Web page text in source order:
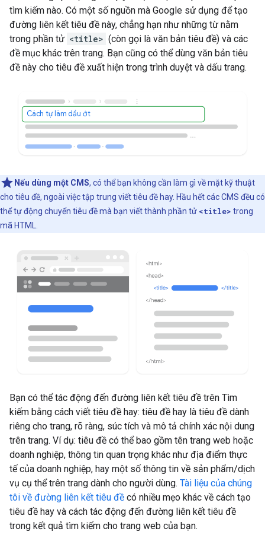
tìm kiếm nào. Có một số nguồn mà Google sử dụng để tạo
đường liên kết tiêu đề này, chẳng hạn như những từ nằm
trong phần tử <title> (còn gọi là văn bản tiêu đề) và các
đề mục khác trên trang. Bạn cũng có thể dùng văn bản tiêu
đề này cho tiêu đề xuất hiện trong trình duyệt và dấu trang.
Cách tự làm dầu ớt
Nếu dùng một CMS, có thể bạn không cần làm gì về mặt kỹ thuật
cho tiêu đề, ngoài việc tập trung viết tiêu đề hay. Hầu hết các CMS đều có
thể tự động chuyển tiêu đề mà bạn viết thành phần tử <title> trong
mã HTML.
Bạn có thể tác động đến đường liên kết tiêu đề trên Tìm
kiếm bằng cách viết tiêu đề hay: tiêu đề hay là tiêu đề dành
riêng cho trang, rõ ràng, súc tích và mô tả chính xác nội dung
trên trang. Ví dụ: tiêu đề có thể bao gồm tên trang web hoặc
doanh nghiệp, thông tin quan trọng khác như địa điểm thực
tế của doanh nghiệp, hay một số thông tin về sản phẩm/dịch
vụ cụ thể trên trang dành cho người dùng. Tài liệu của chúng
tôi về đường liên kết tiêu đề có nhiều mẹo khác về cách tạo
tiêu đề hay và cách tác động đến đường liên kết tiêu đề
trong kết quả tìm kiếm cho trang web của bạn.